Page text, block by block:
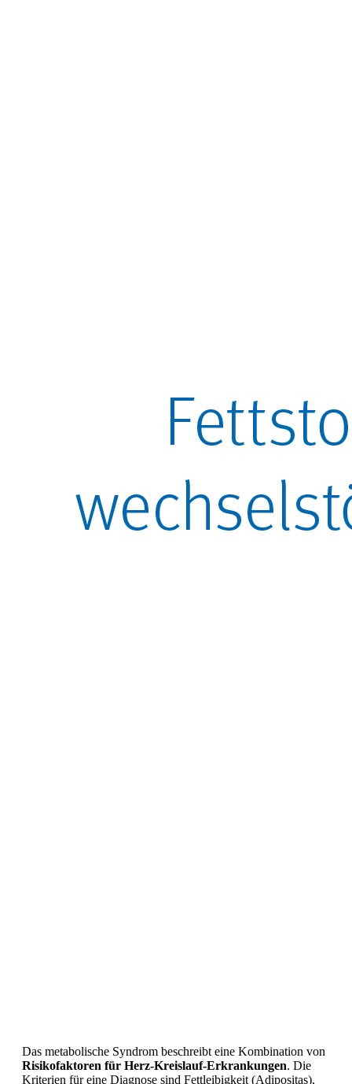
Das metabolische Syndrom beschreibt eine Kombination von
Risikofaktoren für Herz-Kreislauf-Erkrankungen. Die
Kriterien für eine Diagnose sind Fettleibigkeit (Adipositas),